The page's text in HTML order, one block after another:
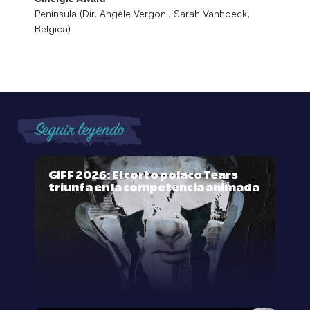
Peninsula (Dir. Angèle Vergoni, Sarah Vanhoeck,
Bélgica)
Seguir leyendo
GIFF 2026: El corto polaco Tears
triunfa en la competencia animada